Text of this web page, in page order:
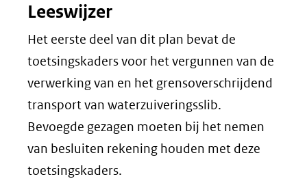
Leeswijzer
Het eerste deel van dit plan bevat de
toetsingskaders voor het vergunnen van de
verwerking van en het grensoverschrijdend
transport van waterzuiveringsslib.
Bevoegde gezagen moeten bij het nemen
van besluiten rekening houden met deze
toetsingskaders.